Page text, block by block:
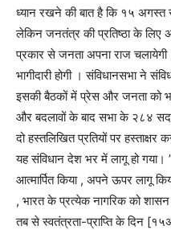
ध्यान रखने की बात है कि १५
लेकिन जनतंत्र की प्रतिष्ठा के
प्रकार से जनता अपना राज
भागीदारी होगी । संविधानसभा ने
इसकी बैठकों में प्रेस और जनता को
और बदलावों के बाद सभा के २८४
दो हस्तलिखित प्रतियों पर
यह संविधान देश भर में लागू हो गया।
आत्मार्पित किया , अपने ऊपर लागू
, भारत के प्रत्येक नागरिक को शासन
तब से स्वतंत्रता-प्राप्ति के दिन